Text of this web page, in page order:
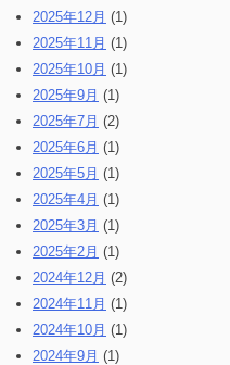
2025年12月 (1)
2025年11月 (1)
2025年10月 (1)
2025年9月 (1)
2025年7月 (2)
2025年6月 (1)
2025年5月 (1)
2025年4月 (1)
2025年3月 (1)
2025年2月 (1)
2024年12月 (2)
2024年11月 (1)
2024年10月 (1)
2024年9月 (1)